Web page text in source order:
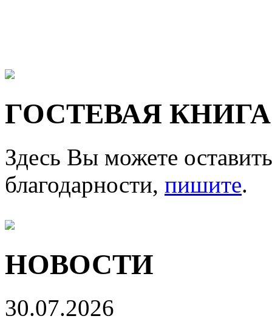
ГОСТЕВАЯ КНИГА
Здесь Вы можете
благодарности, пишите.
НОВОСТИ
30.07.2026